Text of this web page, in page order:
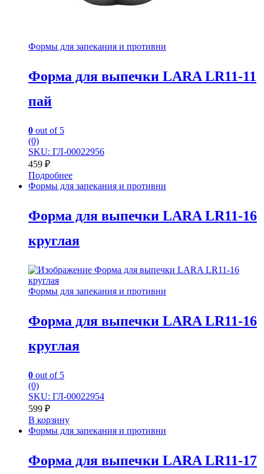
Формы для запекания и противни
Форма для выпечки LARA LR11-11
пай
0 out of 5
(0)
SKU: ГЛ-00022956
459 ₽
Подробнее
Формы для запекания и противни
Форма для выпечки LARA LR11-16
круглая
Формы для запекания и противни
Форма для выпечки LARA LR11-16
круглая
0 out of 5
(0)
SKU: ГЛ-00022954
599 ₽
В корзину
Формы для запекания и противни
Форма для выпечки LARA LR11-17